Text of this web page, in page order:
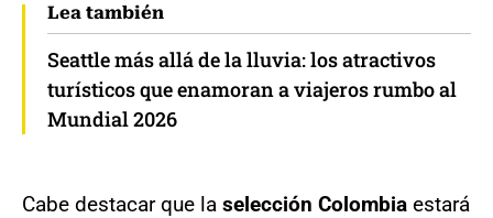
Lea también
Seattle más allá de la lluvia: los atractivos
turísticos que enamoran a viajeros rumbo al
Mundial 2026
Cabe destacar que la selección Colombia estará